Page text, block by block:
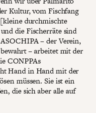
Kultur, vom Fischfang
durchmischte
die Fischerräte sind
– der Verein,
– arbeitet mit der
CONPPAs
Hand in Hand mit der
müssen. Sie ist ein
die sich aber alle auf